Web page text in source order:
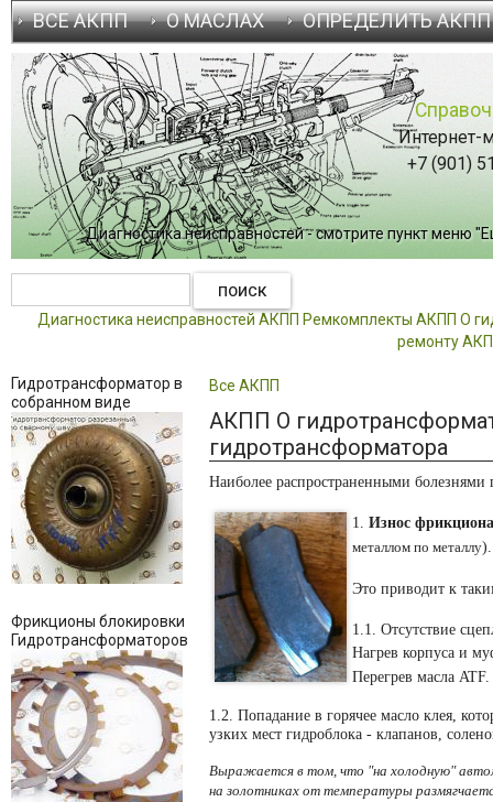
ВСЕ АКПП О МАСЛАХ ОПРЕДЕЛИТЬ АКПП
Интернет-
+7 (901)
Диагностика неисправностей - смотрите пункт меню
Диагностика неисправностей АКПП Ремкомплекты АКПП О
ремонту
Гидротрансформатор в
собранном виде
Фрикционы блокировки
Гидротрансформаторов
Все АКПП
АКПП О
гидротрансформатора
Наиболее распространенными болезнями
1. Износ
металлом по металлу).
Это приводит к
1.1. Отсутствие
Нагрев корпуса и
Перегрев масла ATF.
1.2. Попадание в горячее масло клея,
узких мест гидроблока - клапанов,
Выражается в том, что "на холодную"
на золотниках от температуры